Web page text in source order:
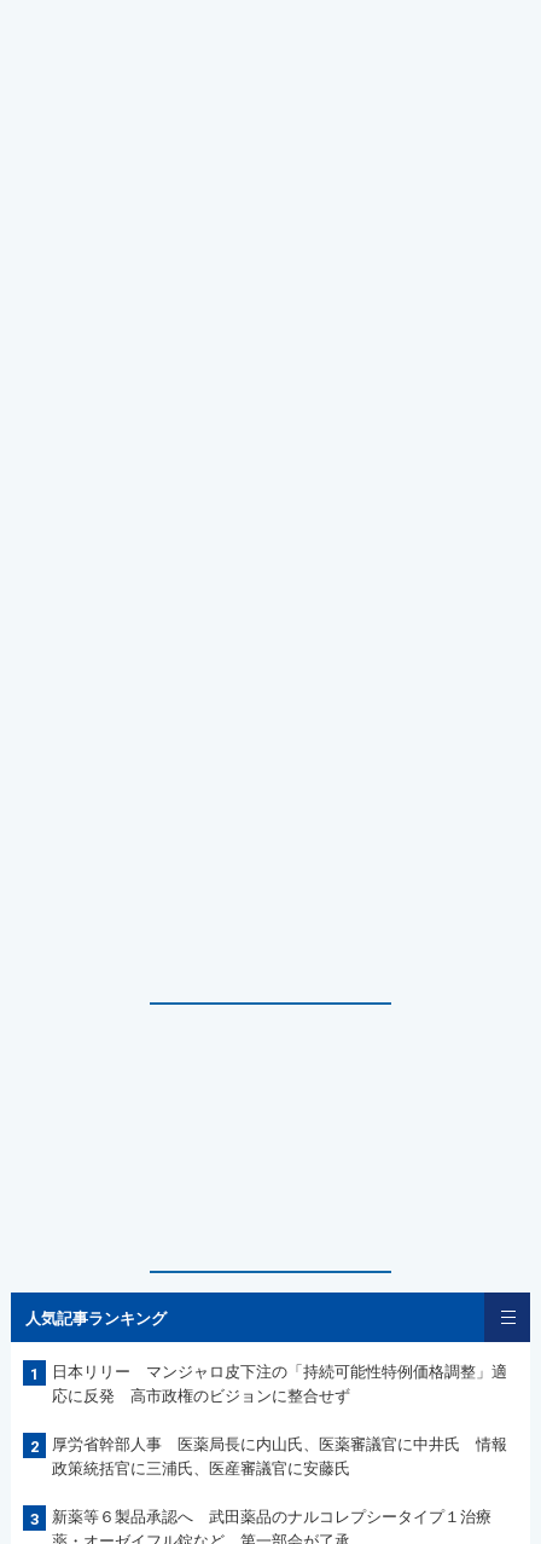
人気記事ランキング
1
日本リリー マンジャロ皮下注の「持続可能性特例価格調整」適
応に反発 高市政権のビジョンに整合せず
2
厚労省幹部人事 医薬局長に内山氏、医薬審議官に中井氏 情報
政策統括官に三浦氏、医産審議官に安藤氏
3
新薬等６製品承認へ 武田薬品のナルコレプシータイプ１治療
薬・オーゼイフル錠など 第一部会が了承